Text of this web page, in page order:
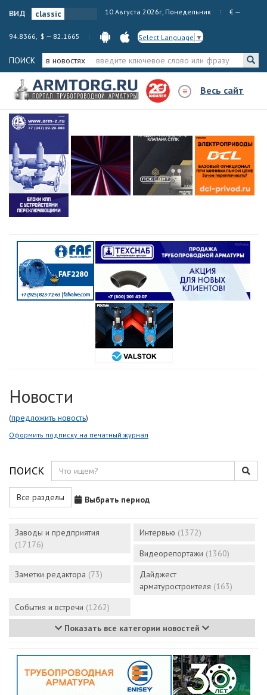
вид 10 Августа 2026г, Понедельник € —
94.8366, $ — 82.1665 Select Language ▼
ПОИСК в новостях
Весь сайт
Новости
(предложить новость)
Оформить подписку на печатный журнал
ПОИСК
Все разделы Выбрать период
Заводы и предприятия
(17176)
Интервью (1372)
Видеорепортажи (1360)
Заметки редактора (73)
Дайджест
арматуростроителя (163)
События и встречи (1262)
Показать все категории новостей